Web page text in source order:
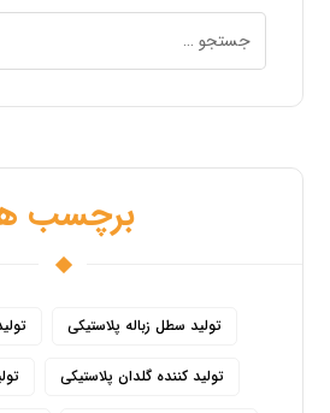
برچسب
تولید سطل زباله پلاستیکی
تولید کننده گلدان پلاستیکی